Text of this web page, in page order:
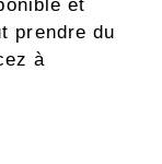
et
prendre du
à